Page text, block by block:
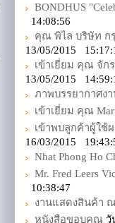
BONDHUS
14:08:56
คุณ พิไล บริษัท กรุ
13/05/2015
เข้าเยี่ยม คุณ จัก
13/05/2015
ภาพบรรยากาศงา
เข้าเยี่ยม คุณ
เข้าพบลูกค้าผู้ใช้
16/03/2015
Nhat Phong Ho
Mr. Fred Leers
10:38:47
งานแสดงสินค้า
หนังสือขอบคุณ วั